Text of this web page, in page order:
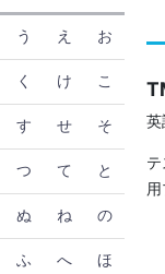
う え お
く け こ
す せ そ
つ て と
ぬ ね の
ふ へ ほ